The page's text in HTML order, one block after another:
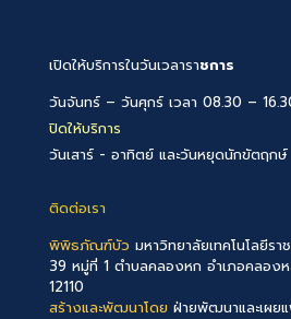
เปิดให้บริการในวันเวลาราชการ
วันจันทร์ – วันศุกร์ เวลา 08.30 –
ปิดให้บริการ
วันเสาร์ - อาทิตย์ และวันหยุดนักขัตฤกษ์
ติดต่อเรา
พิพิธภัณฑ์บัว มหาวิทยาลัยเทคโนโลยีร
39 หมู่ที่ 1 ตำบลคลองหก อำเภอคลอง
12110
สร้างและพัฒนาโดย ฝ่ายพัฒนาและเผย